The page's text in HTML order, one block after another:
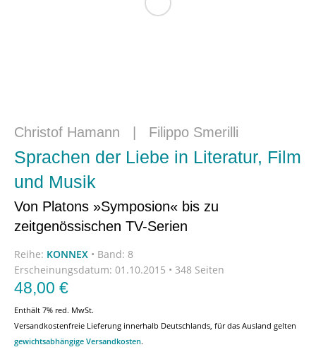
Christof Hamann Filippo Smerilli
Sprachen der Liebe in Literatur, Film
und Musik
Von Platons »Symposion« bis zu
zeitgenössischen TV-Serien
Reihe: KONNEX • Band: 8
Erscheinungsdatum: 01.10.2015 • 348 Seiten
48,00 €
Enthält 7% red. MwSt.
Versandkostenfreie Lieferung innerhalb Deutschlands, für das Ausland gelten
gewichtsabhängige Versandkosten.